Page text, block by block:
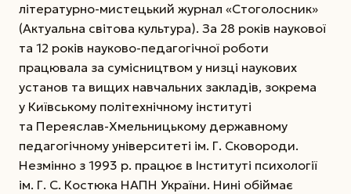
літературно-мистецький журнал «Стоголосник»
(Актуальна світова культура). За 28 років наукової
та 12 років науково-педагогічної роботи
працювала за сумісництвом у низці наукових
установ та вищих навчальних закладів, зокрема
у Київському політехнічному інституті
та Переяслав-Хмельницькому державному
педагогічному університеті ім. Г. Сковороди.
Незмінно з 1993 р. працює в Інституті психології
ім. Г. С. Костюка НАПН України. Нині обіймає